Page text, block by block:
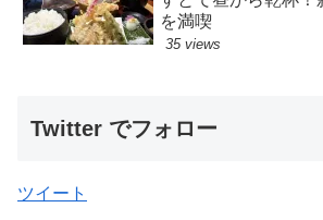
を満喫
35 views
Twitter でフォロー
ツイート